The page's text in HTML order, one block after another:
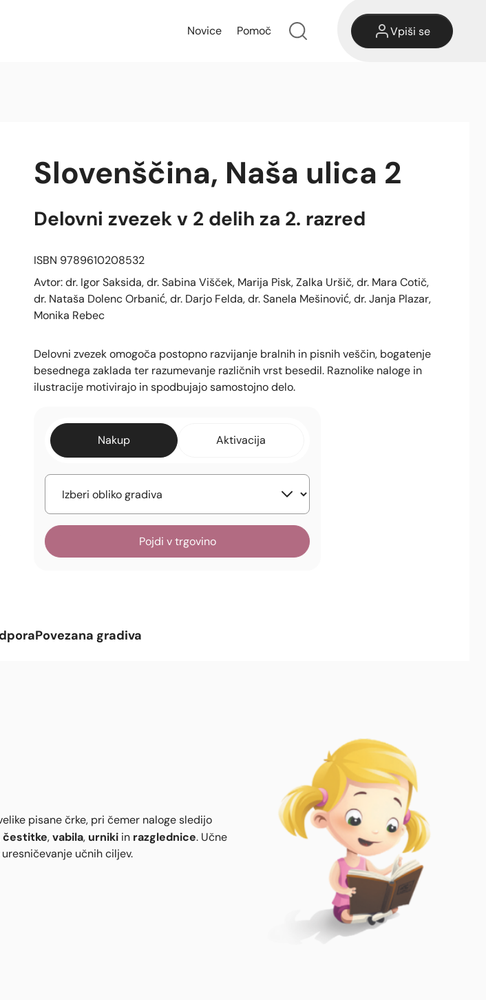
Novice Pomoč Vpiši se
Slovenščina, Naša ulica 2
Delovni zvezek v 2 delih za 2. razred
ISBN 9789610208532
Avtor: dr. Igor Saksida, dr. Sabina Višček, Marija Pisk, Zalka Uršič, dr. Mara Cotič,
dr. Nataša Dolenc Orbanić, dr. Darjo Felda, dr. Sanela Mešinović, dr. Janja Plazar,
Monika Rebec
Delovni zvezek omogoča postopno razvijanje bralnih in pisnih veščin, bogatenje
besednega zaklada ter razumevanje različnih vrst besedil. Raznolike naloge in
ilustracije motivirajo in spodbujajo samostojno delo.
Nakup Aktivacija
Pojdi v trgovino
Povezana gradiva
pisane črke, pri čemer naloge sledijo
čestitke, vabila, urniki in razglednice. Učne
učnih ciljev.